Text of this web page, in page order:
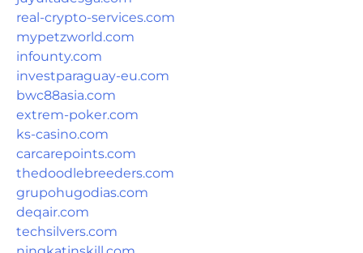
real-crypto-services.com
mypetzworld.com
infounty.com
investparaguay-eu.com
bwc88asia.com
extrem-poker.com
ks-casino.com
carcarepoints.com
thedoodlebreeders.com
grupohugodias.com
deqair.com
techsilvers.com